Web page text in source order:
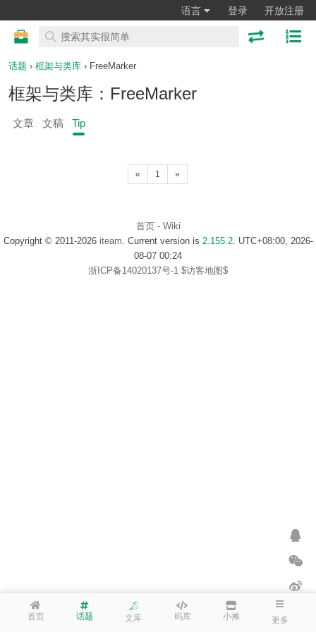
语言 登录 开放注册
首页 话题 文库 码库 小摊 更多
话题 › 框架与类库 › FreeMarker
框架与类库：FreeMarker
文章 文稿 Tip
« 1 »
首页- Wiki
Copyright © 2011-2026 iteam . Current version is 2.155.2. UTC+08:00, 2026-
08-07 00:24
浙ICP备14020137号-1 $访客地图$